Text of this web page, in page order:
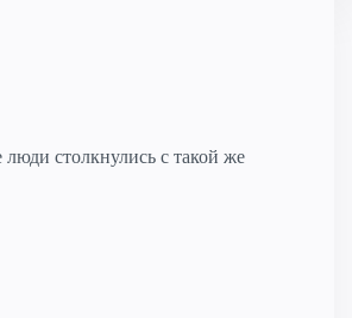
столкнулись с такой же